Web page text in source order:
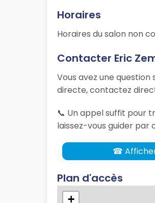
Horaires
Horaires du salon non
Contacter Eric
Vous avez une
directe, contactez
📞 Un appel suffit pour
laissez-vous guider
☎
Plan d'accès
+